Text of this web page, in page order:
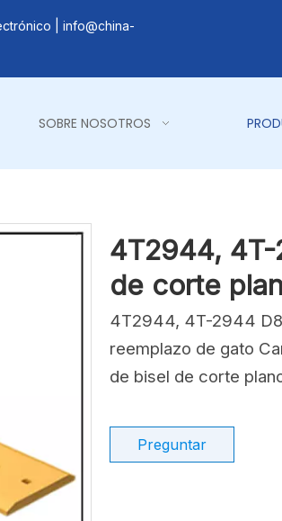
| info@china-
SOBRE NOSOTROS
4T2944,
de corte
4T2944, 4T-2944 D8
reemplazo de gato
de bisel de corte
Preguntar